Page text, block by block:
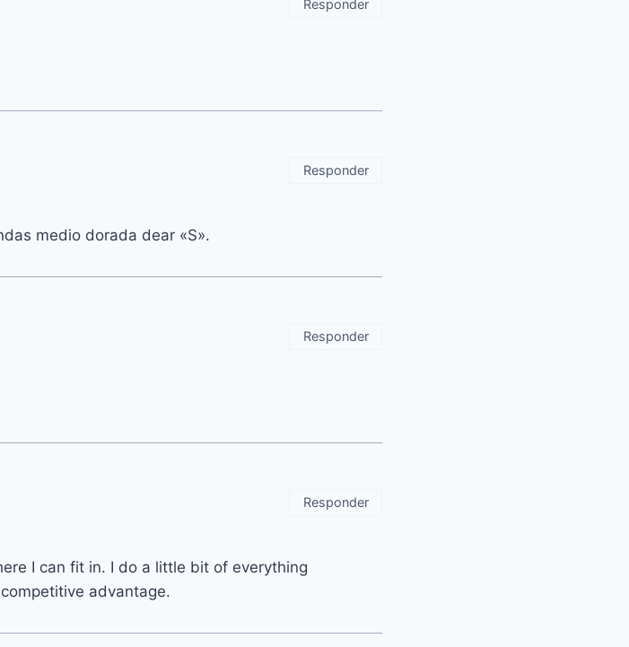
Responder
medio dorada dear «S».
Responder
Responder
I can fit in. I do a little bit of everything
advantage.
Responder